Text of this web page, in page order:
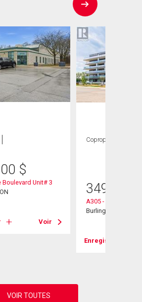
$
Boulevard Unit# 3
Voir
Copropriété
349 900
A305 - 1117 Cooke
Burlington, ON
Enregistrer